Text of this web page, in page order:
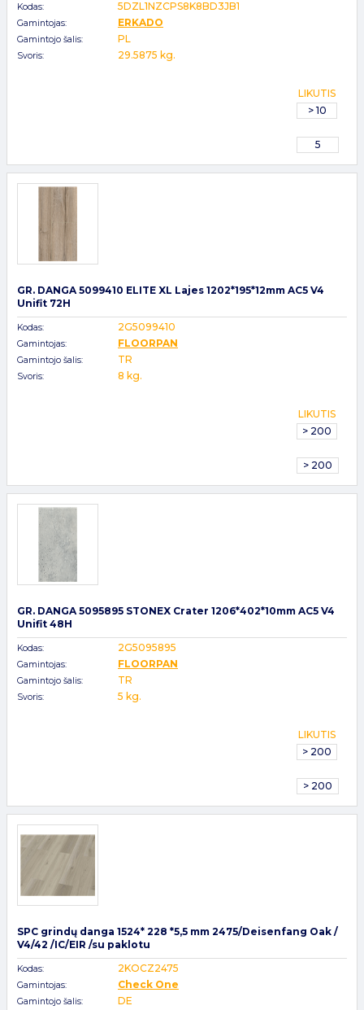
Kodas: 5DZL1NZCPS8K8BD3JB1
Gamintojas: ERKADO
Gamintojo šalis: PL
Svoris: 29.5875 kg.
LIKUTIS
> 10
5
GR. DANGA 5099410 ELITE XL Lajes 1202*195*12mm AC5 V4
Unifit 72H
Kodas: 2G5099410
Gamintojas: FLOORPAN
Gamintojo šalis: TR
Svoris: 8 kg.
LIKUTIS
> 200
> 200
GR. DANGA 5095895 STONEX Crater 1206*402*10mm AC5 V4
Unifit 48H
Kodas: 2G5095895
Gamintojas: FLOORPAN
Gamintojo šalis: TR
Svoris: 5 kg.
LIKUTIS
> 200
> 200
SPC grindų danga 1524* 228 *5,5 mm 2475/Deisenfang Oak /
V4/42 /IC/EIR /su paklotu
Kodas: 2KOCZ2475
Gamintojas: Check One
Gamintojo šalis: DE